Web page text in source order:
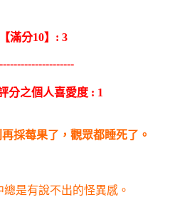
【滿分10】: 3
分之個人喜愛度 : 1
採莓果了，觀眾都睡死了。
是有說不出的怪異感。